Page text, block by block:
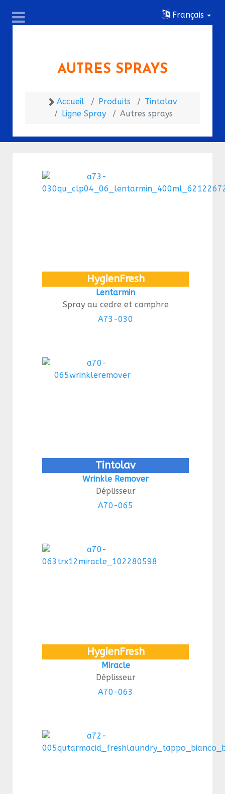
Français
AUTRES SPRAYS
Accueil Produits
Tintolav
Ligne Spray
Autres sprays
HygienFresh
Lentarmin
Spray au cedre et camphre
A73-030
Tintolav
Wrinkle Remover
Déplisseur
A70-065
HygienFresh
Miracle
Déplisseur
A70-063